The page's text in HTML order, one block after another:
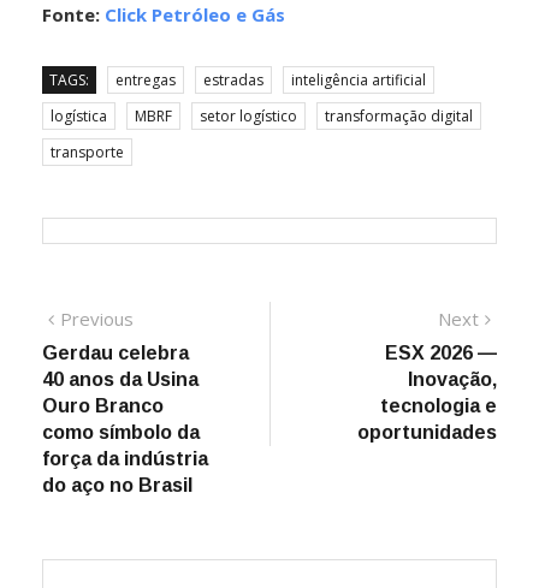
Fonte: Click Petróleo e Gás
TAGS: entregas estradas
inteligência artificial
logística
MBRF setor logístico
transformação digital
transporte
Navegação
de
Post
Previous
post:
Gerdau celebra
40 anos da Usina
Ouro Branco
como símbolo da
força da indústria
do aço no Brasil
Next
post:
ESX 2026 —
Inovação,
tecnologia e
oportunidades